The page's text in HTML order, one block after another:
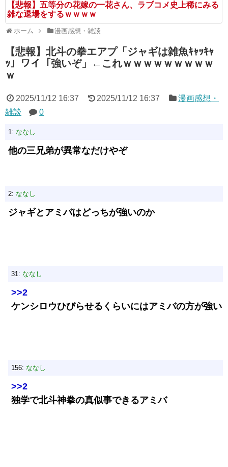
【悲報】五等分の花嫁の一花さん、ラブコメ史上稀にみる
雑な退場をするｗｗｗｗ
ホーム 漫画感想・雑談
【悲報】北斗の拳エアプ「ジャギは雑魚ｷｬｯｷｬ
ｯ」ワイ「強いぞ」←これｗｗｗｗｗｗｗｗｗ
ｗ
2025/11/12 16:37 2025/11/12 16:37
漫画感想・
雑談
0
1: ななし
他の三兄弟が異常なだけやぞ
2: ななし
ジャギとアミバはどっちが強いのか
31: ななし
>>2
ケンシロウひびらせるくらいにはアミバの方が強い
156: ななし
>>2
独学で北斗神拳の真似事できるアミバ